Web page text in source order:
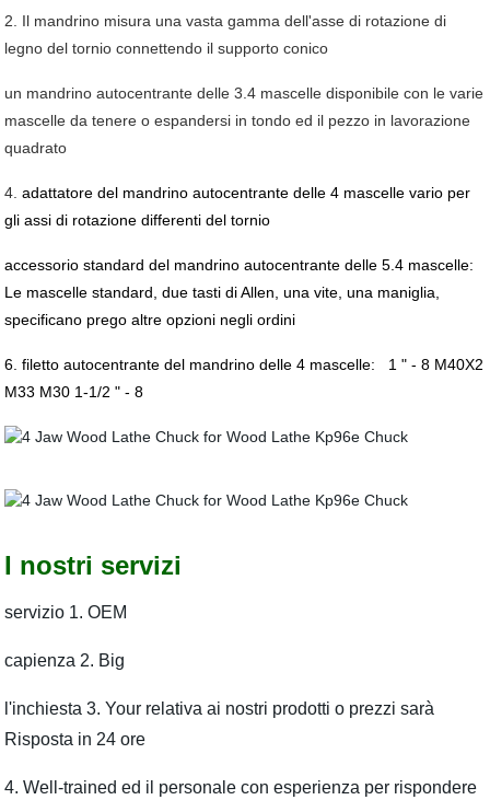
2. Il mandrino misura una vasta gamma dell'asse di rotazione di
legno del tornio connettendo il supporto conico
un mandrino autocentrante delle 3.4 mascelle disponibile con le varie
mascelle da tenere o espandersi in tondo ed il pezzo in lavorazione
quadrato
4.adattatore del mandrino autocentrante delle 4 mascelle vario per
gli assi di rotazione differenti del tornio
accessorio standard del mandrino autocentrante delle 5.4 mascelle:
Le mascelle standard, due tasti di Allen, una vite, una maniglia,
specificano prego altre opzioni negli ordini
6.filetto autocentrante del mandrino delle 4 mascelle: 1 " - 8 M40X2
M33 M30 1-1/2 " - 8
I nostri servizi
servizio 1. OEM
capienza 2. Big
l'inchiesta 3. Your relativa ai nostri prodotti o prezzi sarà
Risposta in 24 ore
4. Well-trained ed il personale con esperienza per rispondere